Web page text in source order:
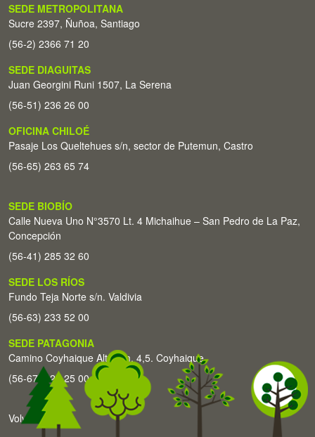
SEDE METROPOLITANA
Sucre 2397, Ñuñoa, Santiago
(56-2) 2366 71 20
SEDE DIAGUITAS
Juan Georgini Runi 1507, La Serena
(56-51) 236 26 00
OFICINA CHILOÉ
Pasaje Los Queltehues s/n, sector de Putemun, Castro
(56-65) 263 65 74
SEDE BIOBÍO
Calle Nueva Uno N°3570 Lt. 4 Michaihue – San Pedro de La Paz,
Concepción
(56-41) 285 32 60
SEDE LOS RÍOS
Fundo Teja Norte s/n. Valdivia
(56-63) 233 52 00
SEDE PATAGONIA
Camino Coyhaique Alto Km. 4,5. Coyhaique
(56-67) 226 25 00
Volver arriba